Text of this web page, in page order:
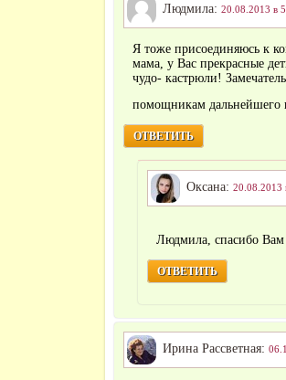
Людмила: 20.08.2013 в
Я тоже присоединяюсь к
мама, у Вас прекрасные
чудо- кастрюли!
помощникам дальнейшего
ОТВЕТИТЬ
Оксана: 20.08.2013
Людмила, спасибо Вам
ОТВЕТИТЬ
Ирина Рассветная: